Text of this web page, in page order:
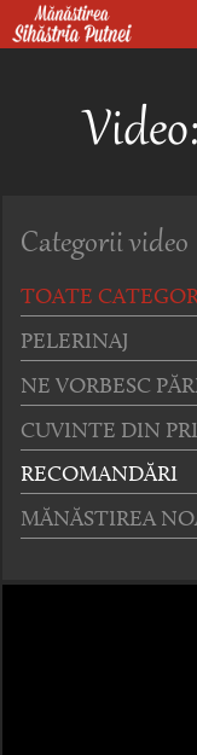
Mergi la conţinutul
Categorii video
TOATE
PELERINAJ
NE VORBESC
CUVINTE DIN
RECOMANDĂRI
MĂNĂSTIREA